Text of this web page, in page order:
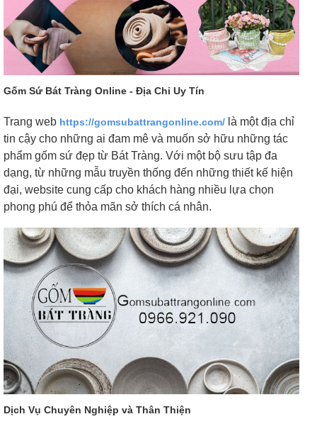
Gốm Sứ Bát Tràng Online - Địa Chỉ Uy Tín
Trang web https://gomsubattrangonline.com/ là một địa chỉ
tin cậy cho những ai đam mê và muốn sở hữu những tác
phẩm gốm sứ đẹp từ Bát Tràng. Với một bộ sưu tập đa
dạng, từ những mẫu truyền thống đến những thiết kế hiện
đại, website cung cấp cho khách hàng nhiều lựa chọn
phong phú để thỏa mãn sở thích cá nhân.
Dịch Vụ Chuyên Nghiệp và Thân Thiện